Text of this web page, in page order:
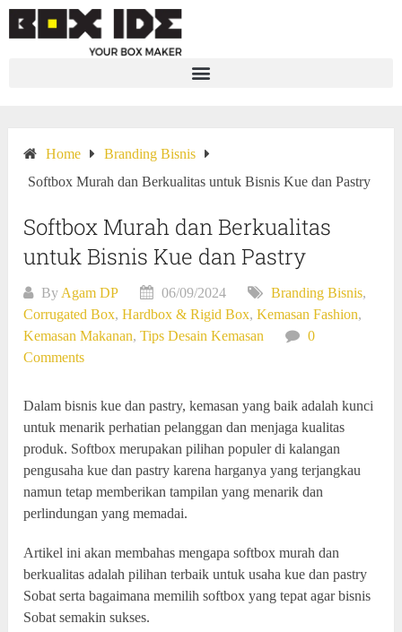
Home
Branding Bisnis
Softbox Murah dan Berkualitas untuk Bisnis Kue dan Pastry
Softbox Murah dan Berkualitas
untuk Bisnis Kue dan Pastry
By Agam DP 06/09/2024 Branding Bisnis,
Corrugated Box,Hardbox & Rigid Box,Kemasan Fashion,
Kemasan Makanan,Tips Desain Kemasan
0
Comments
Dalam bisnis kue dan pastry, kemasan yang baik adalah kunci
untuk menarik perhatian pelanggan dan menjaga kualitas
produk. Softbox merupakan pilihan populer di kalangan
pengusaha kue dan pastry karena harganya yang terjangkau
namun tetap memberikan tampilan yang menarik dan
perlindungan yang memadai.
Artikel ini akan membahas mengapa softbox murah dan
berkualitas adalah pilihan terbaik untuk usaha kue dan pastry
Sobat serta bagaimana memilih softbox yang tepat agar bisnis
Sobat semakin sukses.